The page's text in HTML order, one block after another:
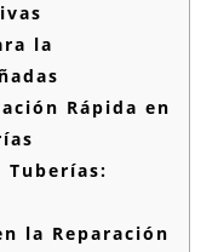
la
Rápida en
Tuberías:
la Reparación